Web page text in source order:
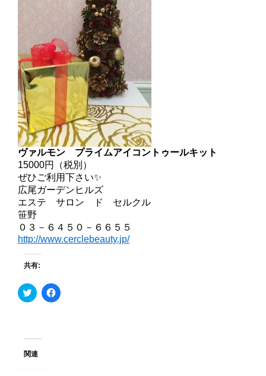
ヴァルモン
プライムアイコントゥールキット
15000円（税別）
ぜひご利用下さい✨
広尾ガーデンヒルズ
エステ サロン ド セルクル
笹野
０３－６４５０－６６５５
http://www.cerclebeauty.jp/
共有:
ク
リ
T
i
F
a
関連